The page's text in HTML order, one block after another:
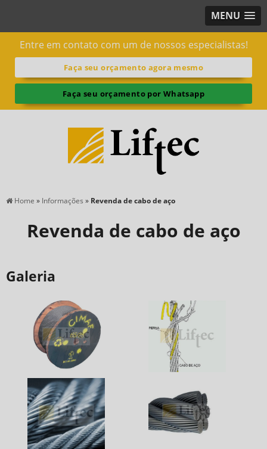
MENU
Entre em contato com um de nossos especialistas!
Faça seu orçamento agora mesmo
Faça seu orçamento por Whatsapp
Home » Informações » Revenda de cabo de aço
Revenda de cabo de aço
Galeria